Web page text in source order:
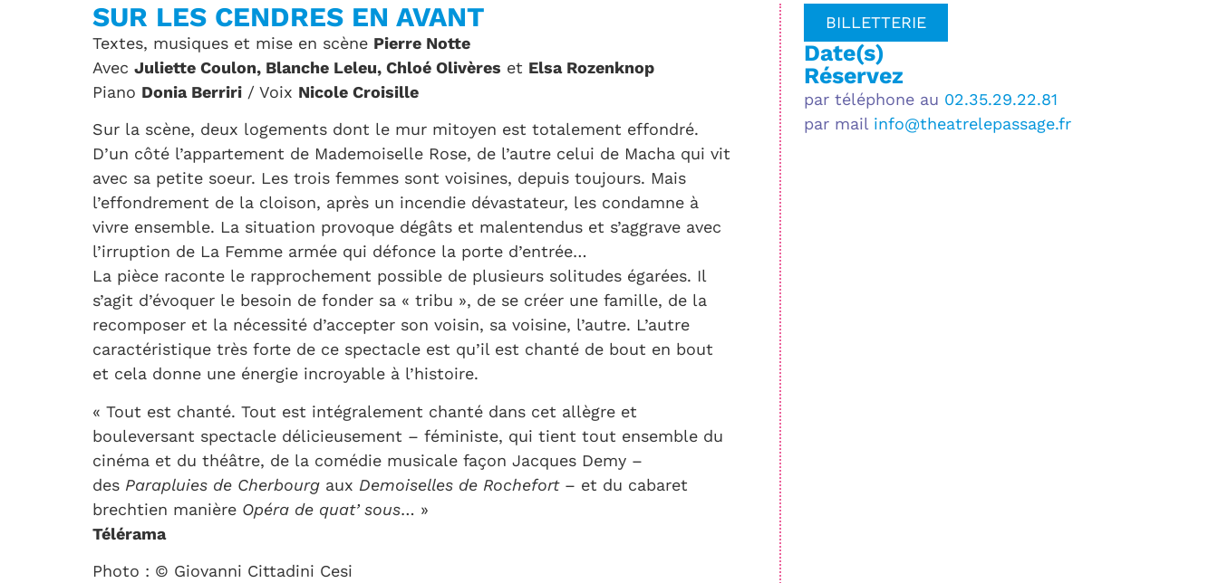
SUR LES CENDRES EN AVANT
Textes, musiques et mise en scène Pierre Notte
Avec Juliette Coulon, Blanche Leleu, Chloé Olivères et Elsa Rozenknop
Piano Donia Berriri / Voix Nicole Croisille
Sur la scène, deux logements dont le mur mitoyen est totalement effondré.
D’un côté l’appartement de Mademoiselle Rose, de l’autre celui de Macha qui vit
avec sa petite soeur. Les trois femmes sont voisines, depuis toujours. Mais
l’effondrement de la cloison, après un incendie dévastateur, les condamne à
vivre ensemble. La situation provoque dégâts et malentendus et s’aggrave avec
l’irruption de La Femme armée qui défonce la porte d’entrée…
La pièce raconte le rapprochement possible de plusieurs solitudes égarées. Il
s’agit d’évoquer le besoin de fonder sa « tribu », de se créer une famille, de la
recomposer et la nécessité d’accepter son voisin, sa voisine, l’autre. L’autre
caractéristique très forte de ce spectacle est qu’il est chanté de bout en bout
et cela donne une énergie incroyable à l’histoire.
« Tout est chanté. Tout est intégralement chanté dans cet allègre et
bouleversant spectacle délicieusement – féministe, qui tient tout ensemble du
cinéma et du théâtre, de la comédie musicale façon Jacques Demy –
des Parapluies de Cherbourg aux Demoiselles de Rochefort– et du cabaret
brechtien manière Opéra de quat’ sous… »
Télérama
Photo : © Giovanni Cittadini Cesi
BILLETTERIE
Date(s)
Réservez
par téléphone au 02.35.29.22.81
par mail info@theatrelepassage.fr